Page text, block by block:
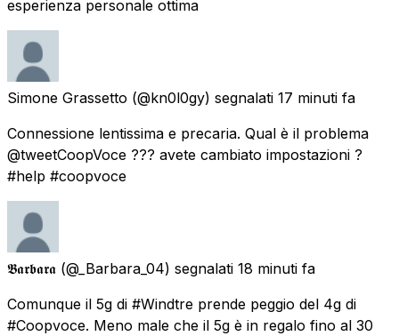
esperienza personale ottima
Simone Grassetto (@kn0l0gy) segnalati 17 minuti fa
Connessione lentissima e precaria. Qual è il problema
@tweetCoopVoce ??? avete cambiato impostazioni ?
#help #coopvoce
𝕭𝖆𝖗𝖇𝖆𝖗𝖆 (@_Barbara_04) segnalati 18 minuti fa
Comunque il 5g di #Windtre prende peggio del 4g di
#Coopvoce. Meno male che il 5g è in regalo fino al 30